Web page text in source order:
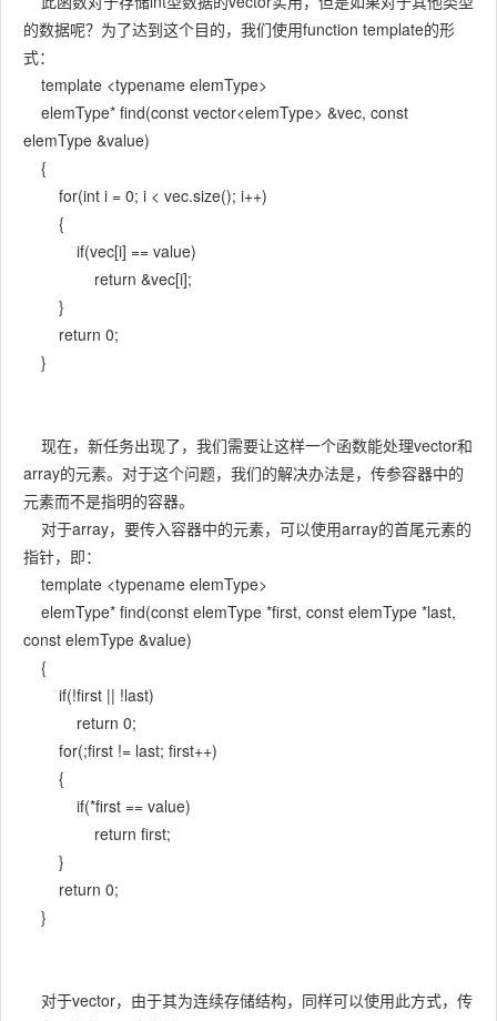
的数据呢？为了达到这个目的，我们使用function template的形
式：
template <typename elemType>
elemType* find(const vector<elemType> &vec, const
elemType &value)
{
for(int i = 0; i < vec.size(); i++)
{
if(vec[i] == value)
return &vec[i];
}
return 0;
}
现在，新任务出现了，我们需要让这样一个函数能处理vector和
array的元素。对于这个问题，我们的解决办法是，传参容器中的
元素而不是指明的容器。
对于array，要传入容器中的元素，可以使用array的首尾元素的
指针，即：
template <typename elemType>
elemType* find(const elemType *first, const elemType *last,
const elemType &value)
{
if(!first || !last)
return 0;
for(;first != last; first++)
{
if(*first == value)
return first;
}
return 0;
}
对于vector，由于其为连续存储结构，同样可以使用此方式，传